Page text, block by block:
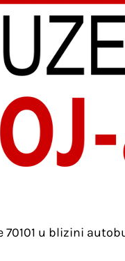
70101 u blizini